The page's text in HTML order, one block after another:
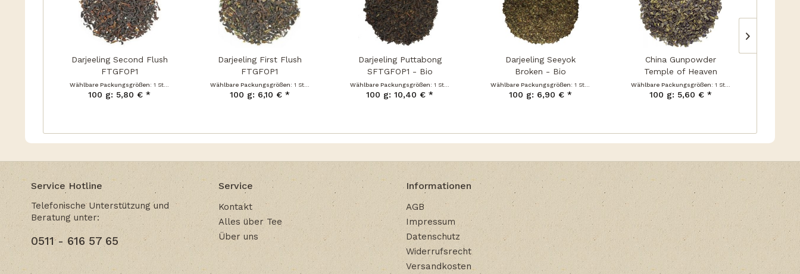
Darjeeling Second Flush
FTGFOP1
Wählbare Packungsgrößen:1 Stück
100 g: 5,80 € *
Darjeeling First Flush
FTGFOP1
Wählbare Packungsgrößen: 1 Stück
100 g: 6,10 € *
Darjeeling Puttabong
SFTGFOP1 - Bio
Wählbare Packungsgrößen:1 Stück
100 g: 10,40 € *
Darjeeling Seeyok
Broken - Bio
Wählbare Packungsgrößen: 1 Stück
100 g: 6,90 € *
China Gunpowder
Temple of Heaven
Wählbare Packungsgrößen: 1 Stück
100 g: 5,60 € *
Service Hotline
Telefonische Unterstützung und
Beratung unter:
0511 - 616 57 65
Service
Kontakt
Alles über Tee
Über uns
Informationen
AGB
Impressum
Datenschutz
Widerrufsrecht
Versandkosten